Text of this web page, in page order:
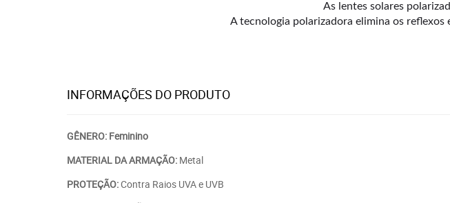
As lentes solares
A tecnologia polarizadora elimina os
INFORMAÇÕES DO PRODUTO
GÊNERO: Feminino
MATERIAL DA ARMAÇÃO: Metal
PROTEÇÃO:Contra Raios UVA e UVB